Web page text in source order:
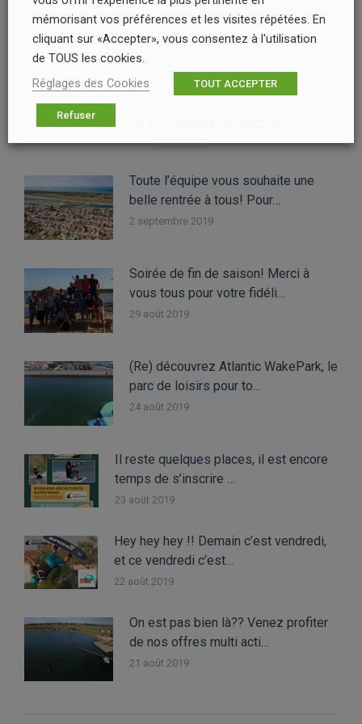
Article
suivant
Réunion de fin de journée, bientôt prêt pour
l’ouverture le …
ARTICLES SIMILAIRES
Toute l’équipe vous souhaite une
belle rentrée à tous! Pour…
2 septembre 2019
Soirée de fin de saison! Merci à
vous tous pour votre fidéli…
29 août 2019
(Re) découvrez Atlantic WakePark, le
parc de loisirs pour to…
24 août 2019
Il reste quelques places, il est encore
temps de s’inscrire …
23 août 2019
Hey hey hey !! Demain c’est vendredi,
et ce vendredi c’est…
22 août 2019
On est pas bien là?? Venez profiter
de nos offres multi acti…
21 août 2019
mémorisant vos préférences et les visites répétées. En
cliquant sur «Accepter», vous consentez à l'utilisation
de TOUS les cookies.
Réglages des Cookies
TOUT ACCEPTER
Refuser